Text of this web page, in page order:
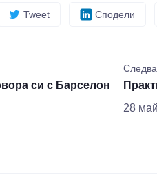
Tweet Сподели
си с Барселон
28